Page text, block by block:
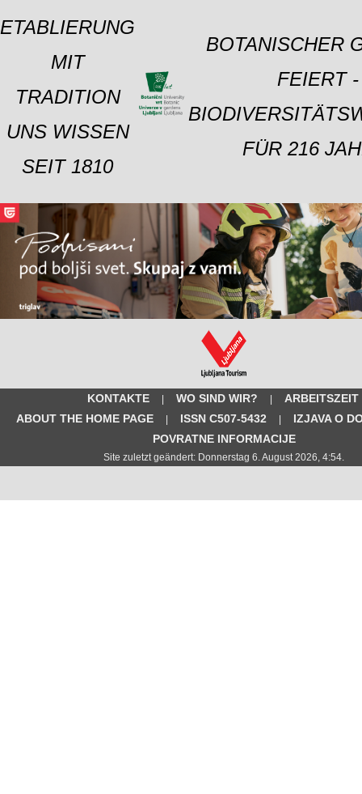
ETABLIERUNG
MIT
TRADITION
UNS WISSEN
SEIT 1810
BOTANISCHER
FEIERT -
FÜR 216
KONTAKTE WO SIND WIR?
ARBEITSZEIT
ABOUT THE HOME PAGE
ISSN C507-5432
IZJAVA O
POVRATNE INFORMACIJE
Site zuletzt geändert: Donnerstag 6. August 2026, 4:54.